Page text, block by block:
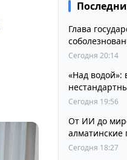
Глава
выдающегося
Сегодня 20:14
«Над
пробок и смога
Сегодня 19:56
От ИИ до
алматинские
изучении
Сегодня 18:27